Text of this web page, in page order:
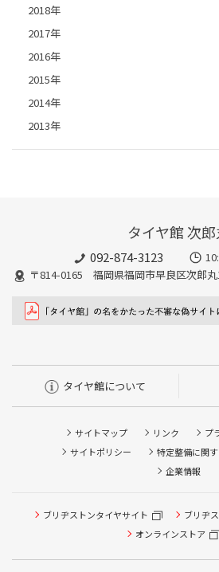
2018年
2017年
2016年
2015年
2014年
2013年
タイヤ館 次
092-874-3123
〒814-0165 福岡県福岡市早良区次郎丸
タイヤ館について
サイトマップ リンク
プ
サイトポリシー
特定整備に関
企業情報
ブリヂストンタイヤサイト
ブリヂ
オンラインストア
タイヤ点検・安全点検/タイヤ履き
ピット作業の予約